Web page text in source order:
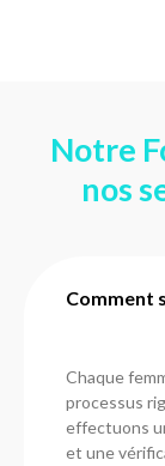
Notre
nos
Chaque
processus
effectuons
et une